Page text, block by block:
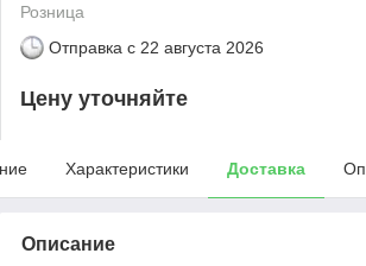
Розница
Отправка с 22 августа 2026
Цену уточняйте
Характеристики Доставка
Описание